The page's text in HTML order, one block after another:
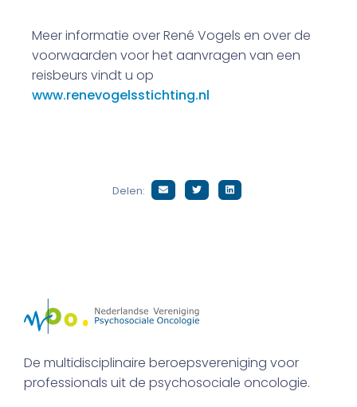
Meer informatie over René Vogels en over de
voorwaarden voor het aanvragen van een
reisbeurs vindt u op
www.renevogelsstichting.nl
Delen:
De multidisciplinaire beroepsvereniging voor
professionals uit de psychosociale oncologie.